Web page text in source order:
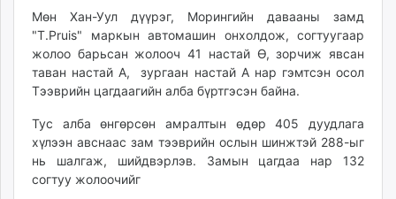
unuudur.mn
isee.mn
mglradio.com
fact.mn
itoim.mn
tumen.mn
shuum.mn
times.mn
tvmongolia.mn
Мөн Хан-Уул дүүрэг, Морингийн давааны замд
"T.Pruis" маркын автомашин онхолдож, согтуугаар
жолоо барьсан жолооч 41 настай Ө, зорчиж явсан
таван настай А, зургаан настай А нар гэмтсэн осол
Тээврийн цагдаагийн алба бүртгэсэн байна.
Тус алба өнгөрсөн амралтын өдөр 405 дуудлага
хүлээн авснаас зам тээврийн ослын шинжтэй 288-ыг
нь шалгаж, шийдвэрлэв. Замын цагдаа нар 132
согтуу жолоочийг